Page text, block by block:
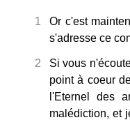
1
Or c'est
s'adresse ce
2
Si vous
point à coeur
l'Eternel des
malédiction, et